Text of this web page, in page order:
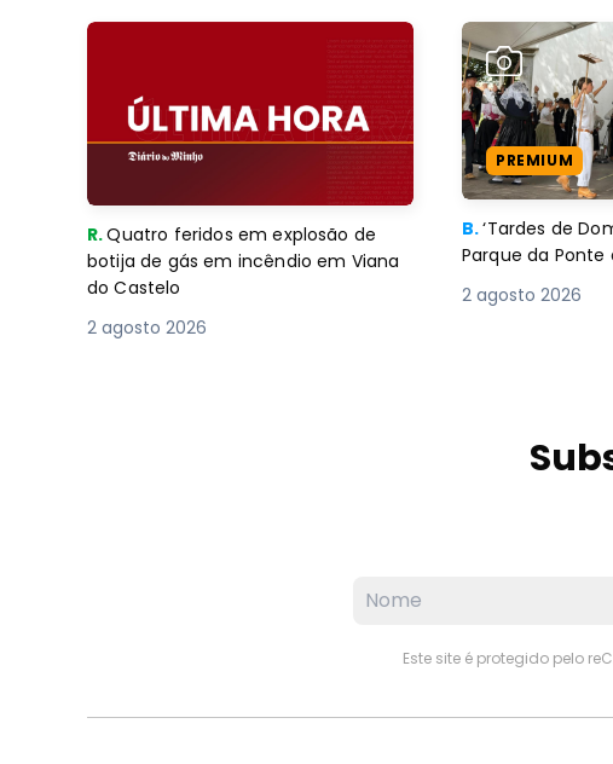
R.Quatro feridos em explosão de
botija de gás em incêndio em Viana
do Castelo
2 agosto 2026
PREMIUM
B.‘Tardes de
Parque da
2 agosto 2026
Este site é protegido pelo